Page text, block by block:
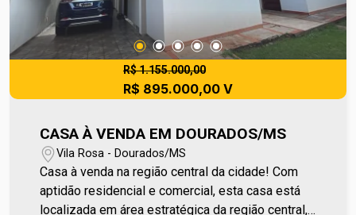
R$ 1.155.000,00
R$ 895.000,00 V
CASA À VENDA EM DOURADOS/MS
Vila Rosa - Dourados/MS
Casa à venda na região central da cidade! Com
aptidão residencial e comercial, esta casa está
localizada em área estratégica da região central,